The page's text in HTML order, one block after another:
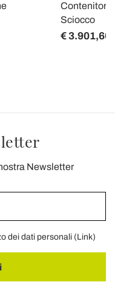
Contenitore
Sciocco
€ 3.901,60
Newsletter
dei dati personali (Link)